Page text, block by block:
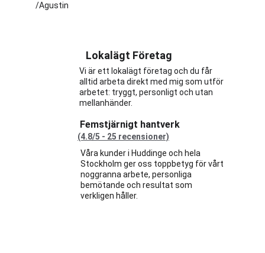
/Agustin
Lokalägt Företag
Vi är ett lokalägt företag och du får
alltid arbeta direkt med mig som utför
arbetet: tryggt, personligt och utan
mellanhänder.
Femstjärnigt hantverk
Våra kunder i Huddinge och hela
Stockholm ger oss toppbetyg för vårt
noggranna arbete, personliga
bemötande och resultat som
verkligen håller.
(4.8/5 - 25 recensioner)